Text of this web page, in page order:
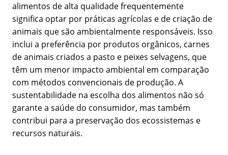
alimentos de alta qualidade frequentemente
significa optar por práticas agrícolas e de criação de
animais que são ambientalmente responsáveis. Isso
inclui a preferência por produtos orgânicos, carnes
de animais criados a pasto e peixes selvagens, que
têm um menor impacto ambiental em comparação
com métodos convencionais de produção. A
sustentabilidade na escolha dos alimentos não só
garante a saúde do consumidor, mas também
contribui para a preservação dos ecossistemas e
recursos naturais.